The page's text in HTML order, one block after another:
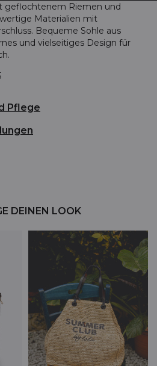
geflochtenem Riemen und
Materialien mit
Bequeme Sohle aus
und vielseitiges Design für
Pflege
DEINEN LOOK